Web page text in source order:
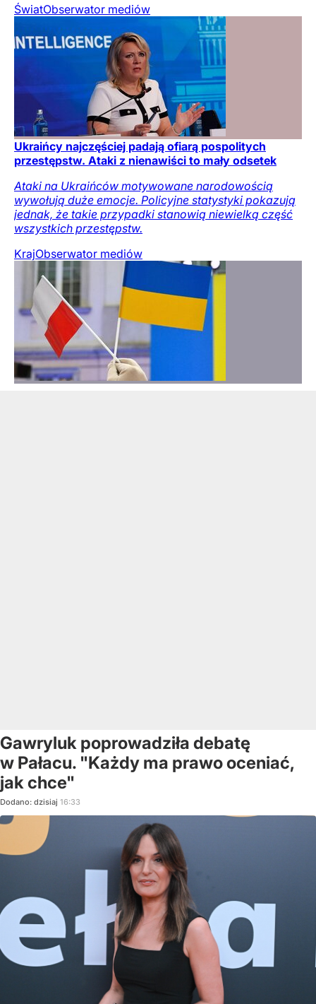
ŚwiatObserwator mediów
Ukraińcy najczęściej padają ofiarą pospolitych
przestępstw. Ataki z nienawiści to mały odsetek
Ataki na Ukraińców motywowane narodowością
wywołują duże emocje. Policyjne statystyki pokazują
jednak, że takie przypadki stanowią niewielką część
wszystkich przestępstw.
KrajObserwator mediów
Gawryluk poprowadziła debatę
w Pałacu. "Każdy ma prawo oceniać,
jak chce"
Dodano: dzisiaj 16:33